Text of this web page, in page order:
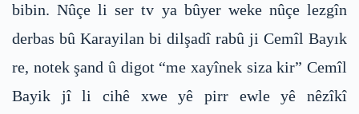
bibin. Nûçe li ser tv ya bûyer weke nûçe lezgîn
derbas bû Karayilan bi dilşadî rabû ji Cemîl Bayık
re, notek şand û digot “me xayînek siza kir” Cemîl
Bayik jî li cihê xwe yê pirr ewle yê nêzîkî